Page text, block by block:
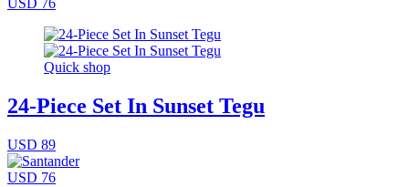
USD 76
Quick shop
24-Piece Set In Sunset Tegu
USD 89
USD 76